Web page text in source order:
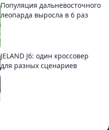
Популяция дальневосточного
леопарда выросла в 6 раз
JELAND J6: один кроссовер
для разных сценариев